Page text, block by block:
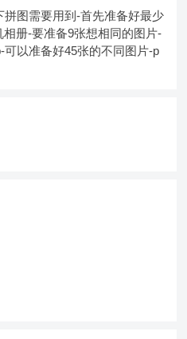
图需要用到-首先准备好最少
册-要准备9张想相同的图片-
以准备好45张的不同图片-p